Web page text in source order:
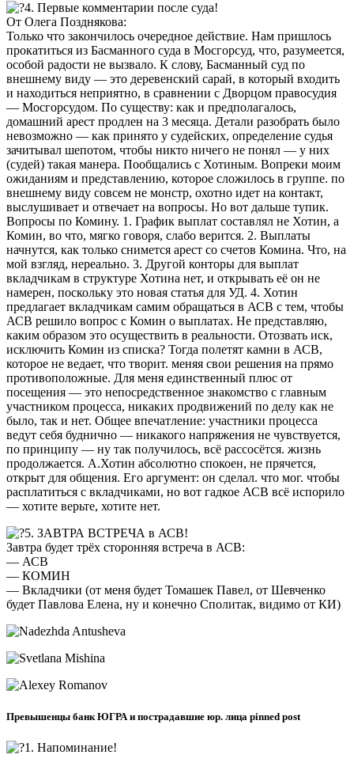
4. Первые комментарии после суда!
От Олега Позднякова:
Только что закончилось очередное действие. Нам пришлось
прокатиться из Басманного суда в Мосгорсуд, что, разумеется,
особой радости не вызвало. К слову, Басманный суд по
внешнему виду — это деревенский сарай, в который входить
и находиться неприятно, в сравнении с Дворцом правосудия
— Мосгорсудом. По существу: как и предполагалось,
домашний арест продлен на 3 месяца. Детали разобрать было
невозможно — как принято у судейских, определение судья
зачитывал шепотом, чтобы никто ничего не понял — у них
(судей) такая манера. Пообщались с Хотиным. Вопреки моим
ожиданиям и представлению, которое сложилось в группе. по
внешнему виду совсем не монстр, охотно идет на контакт,
выслушивает и отвечает на вопросы. Но вот дальше тупик.
Вопросы по Комину. 1. График выплат составлял не Хотин, а
Комин, во что, мягко говоря, слабо верится. 2. Выплаты
начнутся, как только снимется арест со счетов Комина. Что, на
мой взгляд, нереально. 3. Другой конторы для выплат
вкладчикам в структуре Хотина нет, и открывать её он не
намерен, поскольку это новая статья для УД. 4. Хотин
предлагает вкладчикам самим обращаться в АСВ с тем, чтобы
АСВ решило вопрос с Комин о выплатах. Не представляю,
каким образом это осуществить в реальности. Отозвать иск,
исключить Комин из списка? Тогда полетят камни в АСВ,
которое не ведает, что творит. меняя свои решения на прямо
противоположные. Для меня единственный плюс от
посещения — это непосредственное знакомство с главным
участником процесса, никаких продвижений по делу как не
было, так и нет. Общее впечатление: участники процесса
ведут себя буднично — никакого напряжения не чувствуется,
по принципу — ну так получилось, всё рассосётся. жизнь
продолжается. А.Хотин абсолютно спокоен, не прячется,
открыт для общения. Его аргумент: он сделал. что мог. чтобы
расплатиться с вкладчиками, но вот гадкое АСВ всё испорило
— хотите верьте, хотите нет.
5. ЗАВТРА ВСТРЕЧА в АСВ!
Завтра будет трёх сторонняя встреча в АСВ:
— АСВ
— КОМИН
— Вкладчики (от меня будет Томашек Павел, от Шевченко
будет Павлова Елена, ну и конечно Сполитак, видимо от КИ)
Превышенцы банк ЮГРА и пострадавшие юр. лица pinned post
1. Напоминание!